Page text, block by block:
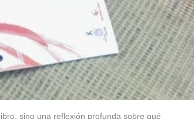
sino una reflexión profunda sobre qué